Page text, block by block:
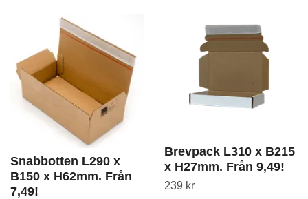
Snabbotten L290 x
B150 x H62mm. Från
7,49!
Brevpack L310 x B215
x H27mm. Från 9,49!
239 kr